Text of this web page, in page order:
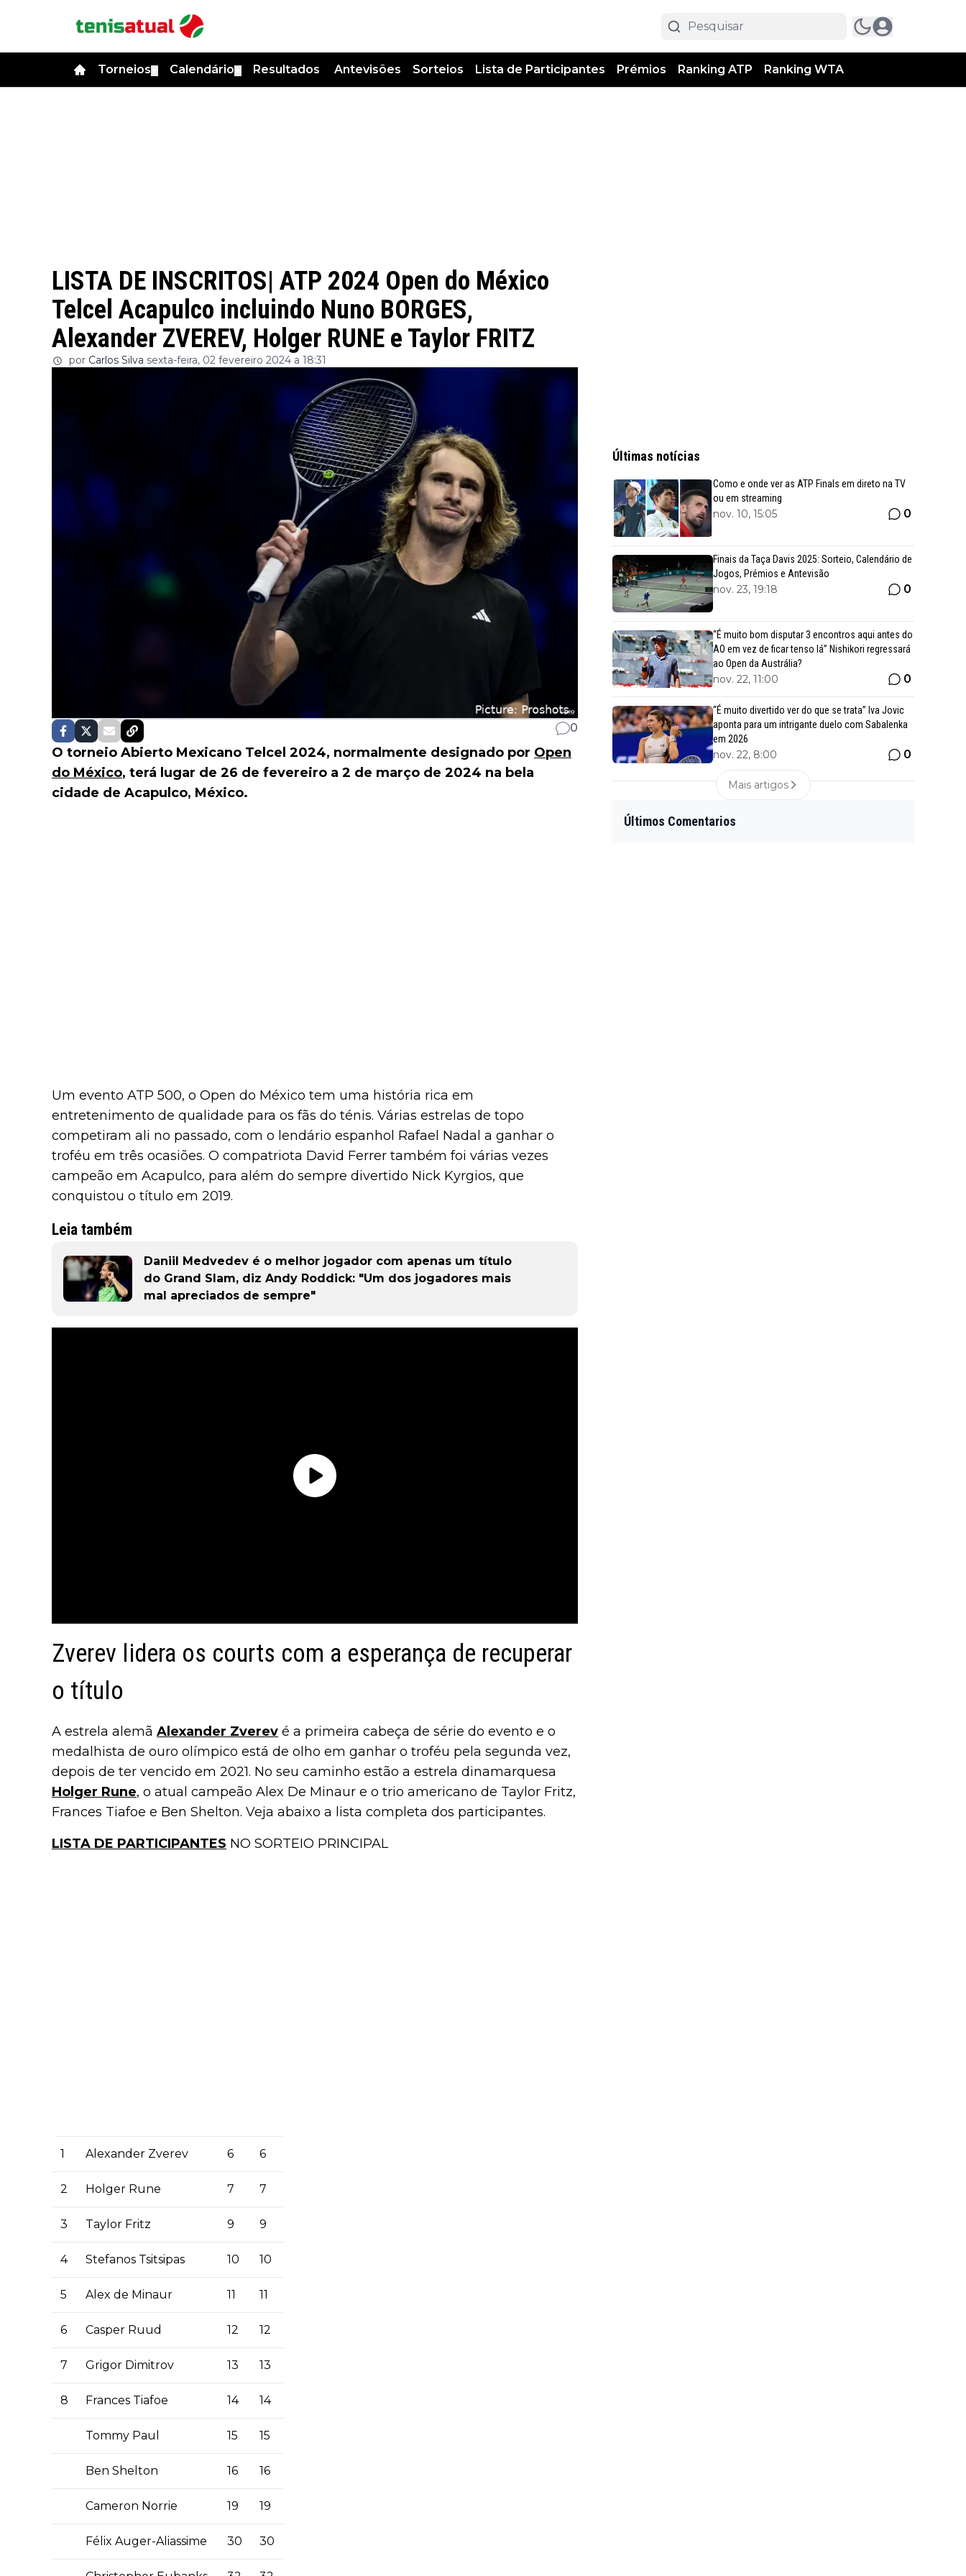
Torneios Calendário Resultados Antevisões Sorteios Lista de Participantes Prémios Ranking ATP Ranking WTA
LISTA DE INSCRITOS| ATP 2024 Open do México
Telcel Acapulco incluindo Nuno BORGES,
Alexander ZVEREV, Holger RUNE e Taylor FRITZ
por Carlos Silva sexta-feira, 02 fevereiro 2024 a 18:31
0
O torneio Abierto Mexicano Telcel 2024, normalmente designado por Open
do México, terá lugar de 26 de fevereiro a 2 de março de 2024 na bela
cidade de Acapulco, México.
Um evento ATP 500, o Open do México tem uma história rica em
entretenimento de qualidade para os fãs do ténis. Várias estrelas de topo
competiram ali no passado, com o lendário espanhol Rafael Nadal a ganhar o
troféu em três ocasiões. O compatriota David Ferrer também foi várias vezes
campeão em Acapulco, para além do sempre divertido Nick Kyrgios, que
conquistou o título em 2019.
Leia também
Daniil Medvedev é o melhor jogador com apenas um título
do Grand Slam, diz Andy Roddick: "Um dos jogadores mais
mal apreciados de sempre"
Zverev lidera os courts com a esperança de recuperar
o título
A estrela alemã Alexander Zverev é a primeira cabeça de série do evento e o
medalhista de ouro olímpico está de olho em ganhar o troféu pela segunda vez,
depois de ter vencido em 2021. No seu caminho estão a estrela dinamarquesa
Holger Rune, o atual campeão Alex De Minaur e o trio americano de Taylor Fritz,
Frances Tiafoe e Ben Shelton. Veja abaixo a lista completa dos participantes.
LISTA DE PARTICIPANTES NO SORTEIO PRINCIPAL
1 Alexander Zverev 6 6
2 Holger Rune 7 7
3 Taylor Fritz 9 9
4 Stefanos Tsitsipas 10 10
5 Alex de Minaur 11 11
6 Casper Ruud 12 12
7 Grigor Dimitrov 13 13
8 Frances Tiafoe 14 14
Tommy Paul 15 15
Ben Shelton 16 16
Cameron Norrie 19 19
Félix Auger-Aliassime 30 30
Últimas notícias
Como e onde ver as ATP Finals em direto na TV
ou em streaming
nov. 10, 15:05 0
Finais da Taça Davis 2025: Sorteio, Calendário de
Jogos, Prémios e Antevisão
nov. 23, 19:18 0
“É muito bom disputar 3 encontros aqui antes do
AO em vez de ficar tenso lá” Nishikori regressará
ao Open da Austrália?
nov. 22, 11:00 0
“É muito divertido ver do que se trata” Iva Jovic
aponta para um intrigante duelo com Sabalenka
em 2026
nov. 22, 8:00 0
Mais artigos
Últimos Comentarios